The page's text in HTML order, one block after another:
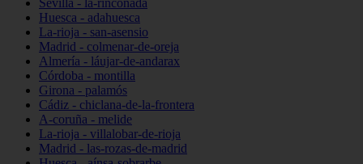
Sevilla - la-rinconada
Huesca - adahuesca
La-rioja - san-asensio
Madrid - colmenar-de-oreja
Almería - láujar-de-andarax
Córdoba - montilla
Girona - palamós
Cádiz - chiclana-de-la-frontera
A-coruña - melide
La-rioja - villalobar-de-rioja
Madrid - las-rozas-de-madrid